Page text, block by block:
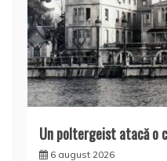
Un poltergeist atacă o
6 august 2026